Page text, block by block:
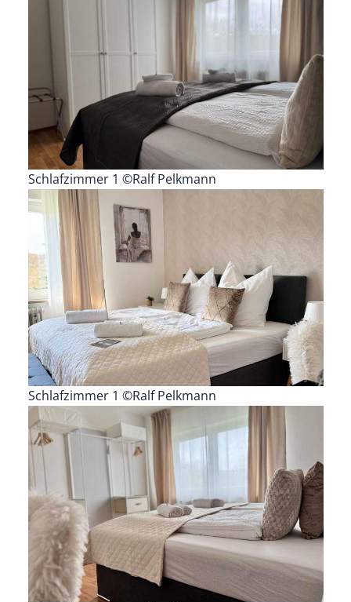
Schlafzimmer 1 ©Ralf Pelkmann
Schlafzimmer 1 ©Ralf Pelkmann